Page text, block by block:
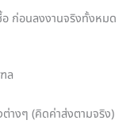
ก่อนลงงานจริงทั้งหมด
ล
างๆ (คิดค่าส่งตามจริง)